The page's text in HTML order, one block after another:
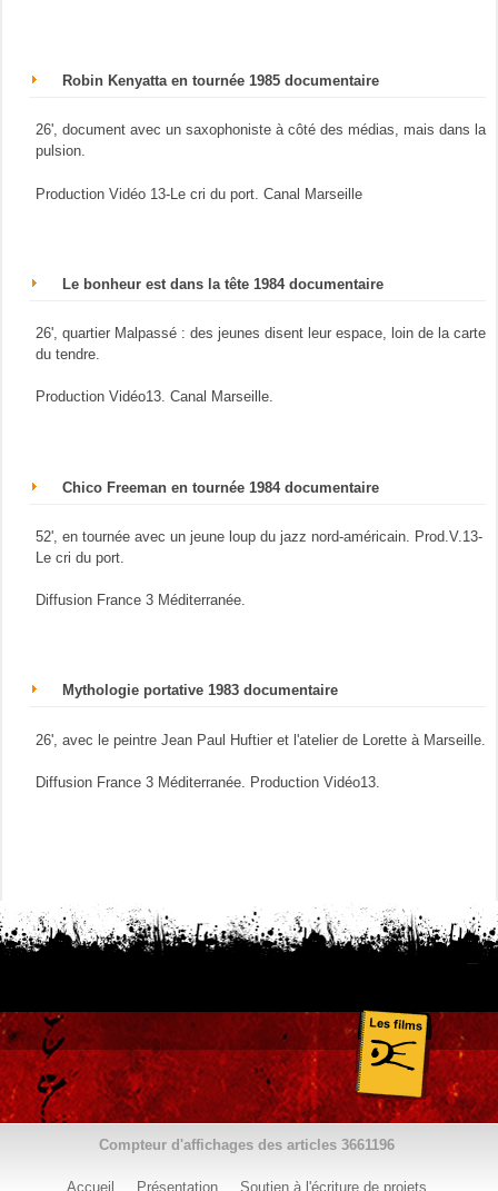
Robin Kenyatta en tournée 1985 documentaire
26', document avec un saxophoniste à côté des médias, mais dans la
pulsion.
Production Vidéo 13-Le cri du port. Canal Marseille
Le bonheur est dans la tête 1984 documentaire
26', quartier Malpassé : des jeunes disent leur espace, loin de la carte
du tendre.
Production Vidéo13. Canal Marseille.
Chico Freeman en tournée 1984 documentaire
52', en tournée avec un jeune loup du jazz nord-américain. Prod.V.13-
Le cri du port.
Diffusion France 3 Méditerranée.
Mythologie portative 1983 documentaire
26', avec le peintre Jean Paul Huftier et l'atelier de Lorette à Marseille.
Diffusion France 3 Méditerranée. Production Vidéo13.
Compteur d'affichages des articles 3661196
Accueil Présentation Soutien à l'écriture de projets